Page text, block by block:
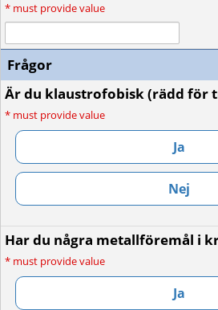
* must provide value
Frågor
Är du klaustrofobisk (rädd för
* must provide value
Ja
Nej
Har du några metallföremål i
* must provide value
Ja